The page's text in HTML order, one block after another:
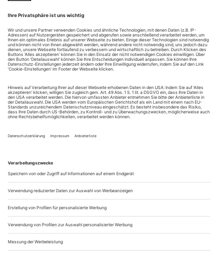
Theater heute sind Sie jederzeit über die wichtigsten
Ereignisse informiert. Theater heute erscheint 12-mal im
Jahr mit einem Doppelheft im Juli und dem Jahrbuch im
August.
Sie erhalten Zugang zum Online-Archiv von Theater
heute und können sowohl das aktuelle ePaper als auch
das ePaper-Archiv über Ihren Account auf www.der-
theaterverlag.de einsehen. Zugang zur App auf Anfrage.
Das Abonnement hat eine Laufzeit von einem Monat und
verlängert sich jeweils um einen weiteren Monat, sofern
es nicht vom Kunden auf der Seite „Mein Konto/Meine
Bestellungen“ auf www.der-theaterverlag.de gekündigt
in Kraft.
Aus steuerlichen Gründen abweichende Preise für Käufe
außerhalb Deutschlands (Endpreis vor Auslösen der Bestellung
ersichtlich)